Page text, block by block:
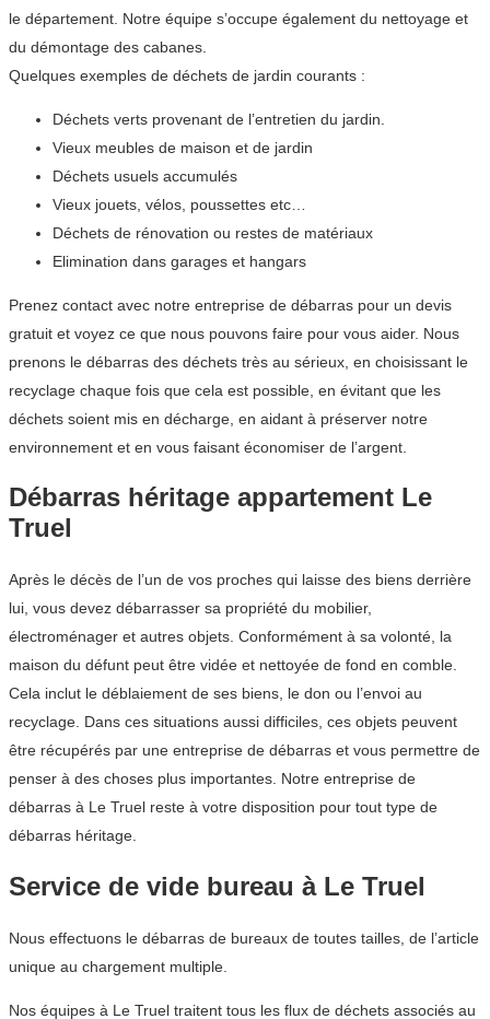
le département. Notre équipe s’occupe également du nettoyage et
du démontage des cabanes.
Quelques exemples de déchets de jardin courants :
Déchets verts provenant de l’entretien du jardin.
Vieux meubles de maison et de jardin
Déchets usuels accumulés
Vieux jouets, vélos, poussettes etc…
Déchets de rénovation ou restes de matériaux
Elimination dans garages et hangars
Prenez contact avec notre entreprise de débarras pour un devis
gratuit et voyez ce que nous pouvons faire pour vous aider. Nous
prenons le débarras des déchets très au sérieux, en choisissant le
recyclage chaque fois que cela est possible, en évitant que les
déchets soient mis en décharge, en aidant à préserver notre
environnement et en vous faisant économiser de l’argent.
Débarras héritage appartement Le
Truel
Après le décès de l’un de vos proches qui laisse des biens derrière
lui, vous devez débarrasser sa propriété du mobilier,
électroménager et autres objets. Conformément à sa volonté, la
maison du défunt peut être vidée et nettoyée de fond en comble.
Cela inclut le déblaiement de ses biens, le don ou l’envoi au
recyclage. Dans ces situations aussi difficiles, ces objets peuvent
être récupérés par une entreprise de débarras et vous permettre de
penser à des choses plus importantes. Notre entreprise de
débarras à Le Truel reste à votre disposition pour tout type de
débarras héritage.
Service de vide bureau à Le Truel
Nous effectuons le débarras de bureaux de toutes tailles, de l’article
unique au chargement multiple.
Nos équipes à Le Truel traitent tous les flux de déchets associés au